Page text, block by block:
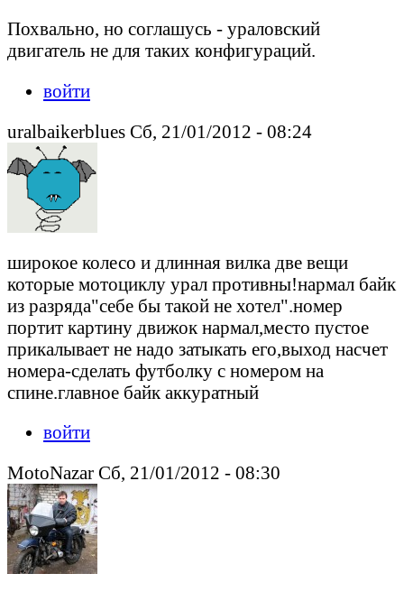
Похвально, но соглашусь - ураловский
двигатель не для таких конфигураций.
войти
uralbaikerblues Сб, 21/01/2012 - 08:24
широкое колесо и длинная вилка две вещи
которые мотоциклу урал противны!нармал байк
из разряда"себе бы такой не хотел".номер
портит картину движок нармал,место пустое
прикалывает не надо затыкать его,выход насчет
номера-сделать футболку с номером на
спине.главное байк аккуратный
войти
MotoNazar Сб, 21/01/2012 - 08:30